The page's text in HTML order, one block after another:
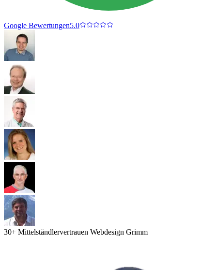
Google Bewertungen5.0
30+ Mittelständlervertrauen Webdesign Grimm